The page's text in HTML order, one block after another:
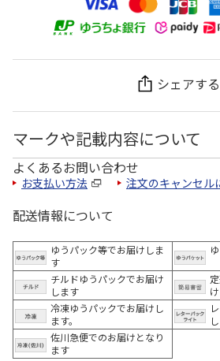
シェアする
マークや記載内容について
よくあるお問い合わせ
お支払い方法 注文のキャンセル
配送情報について
ゆうパック等でお届けしま
す
チルドゆうパックでお届け
します
冷凍ゆうパックでお届けし
ます。
佐川急便でのお届けとなり
ます